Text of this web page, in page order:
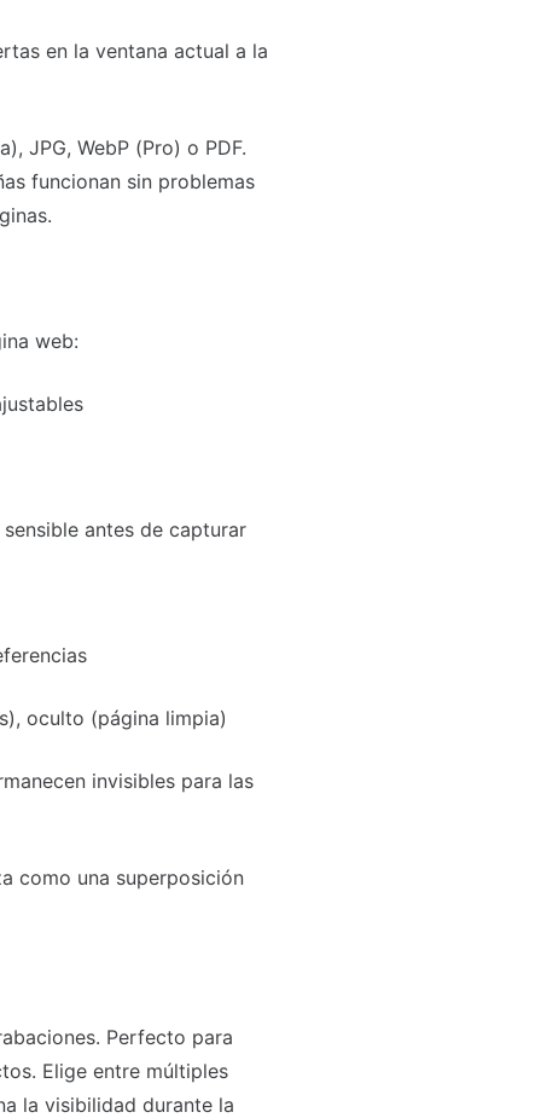
en la ventana actual a la
JPG, WebP (Pro) o PDF.
funcionan sin problemas
web:
antes de capturar
oculto (página limpia)
invisibles para las
como una superposición
Perfecto para
Elige entre múltiples
la visibilidad durante la